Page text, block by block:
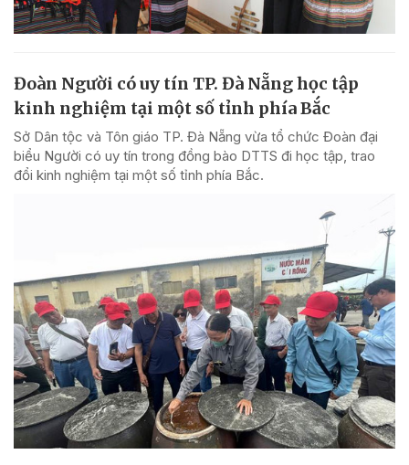
Đoàn Người có uy tín TP. Đà Nẵng học tập
kinh nghiệm tại một số tỉnh phía Bắc
Sở Dân tộc và Tôn giáo TP. Đà Nẵng vừa tổ chức Đoàn đại
biểu Người có uy tín trong đồng bào DTTS đi học tập, trao
đổi kinh nghiệm tại một số tỉnh phía Bắc.